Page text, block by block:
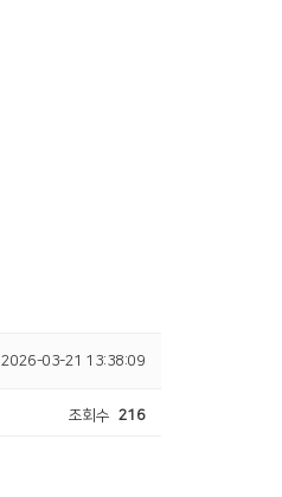
2026-03-21 13:38:09
조회수 216